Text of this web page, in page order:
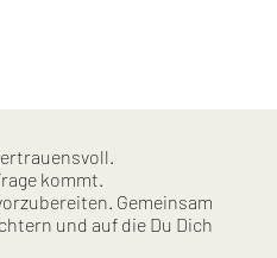
kommt.
Gemeinsam
und auf die Du Dich